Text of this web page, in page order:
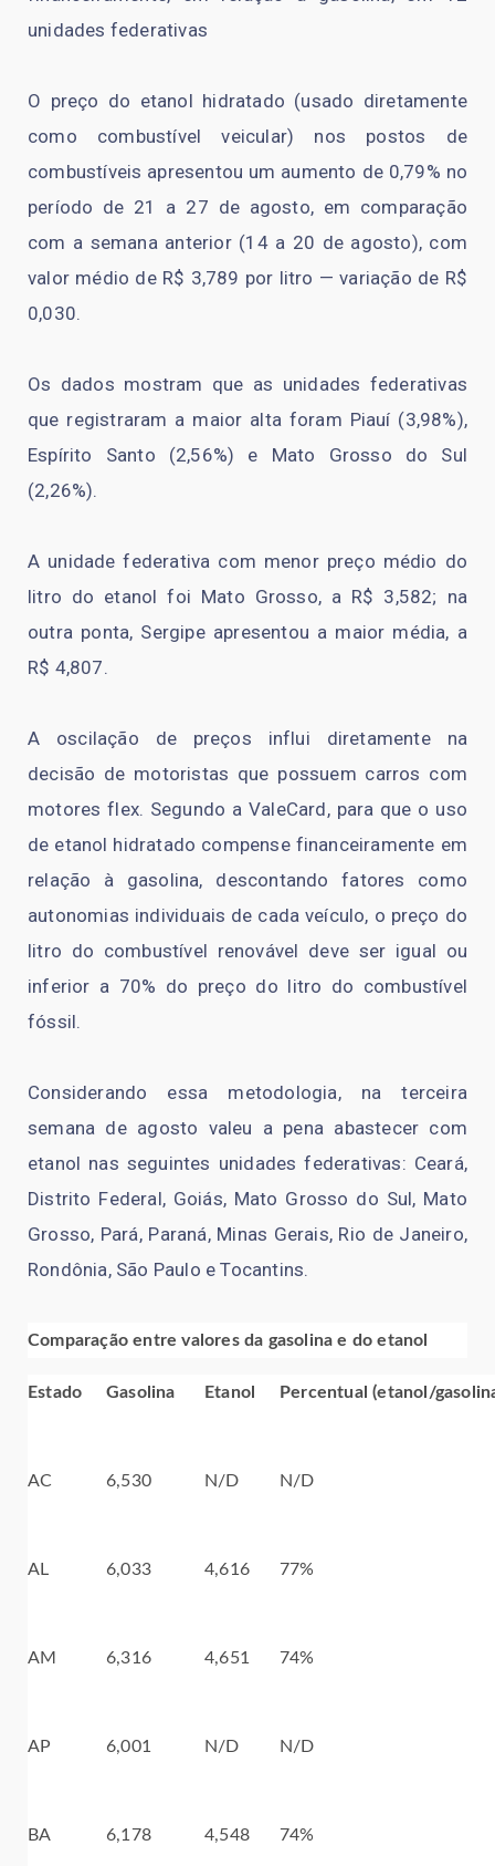
unidades federativas
O preço do etanol hidratado (usado diretamente
como combustível veicular) nos postos de
combustíveis apresentou um aumento de 0,79% no
período de 21 a 27 de agosto, em comparação
com a semana anterior (14 a 20 de agosto), com
valor médio de R$ 3,789 por litro — variação de R$
0,030.
Os dados mostram que as unidades federativas
que registraram a maior alta foram Piauí (3,98%),
Espírito Santo (2,56%) e Mato Grosso do Sul
(2,26%).
A unidade federativa com menor preço médio do
litro do etanol foi Mato Grosso, a R$ 3,582; na
outra ponta, Sergipe apresentou a maior média, a
R$ 4,807.
A oscilação de preços influi diretamente na
decisão de motoristas que possuem carros com
motores flex. Segundo a ValeCard, para que o uso
de etanol hidratado compense financeiramente em
relação à gasolina, descontando fatores como
autonomias individuais de cada veículo, o preço do
litro do combustível renovável deve ser igual ou
inferior a 70% do preço do litro do combustível
fóssil.
Considerando essa metodologia, na terceira
semana de agosto valeu a pena abastecer com
etanol nas seguintes unidades federativas: Ceará,
Distrito Federal, Goiás, Mato Grosso do Sul, Mato
Grosso, Pará, Paraná, Minas Gerais, Rio de Janeiro,
Rondônia, São Paulo e Tocantins.
Comparação entre valores da gasolina e do etanol
Estado Gasolina Etanol Percentual (etanol/
AC 6,530 N/D N/D
AL 6,033 4,616 77%
AM 6,316 4,651 74%
AP 6,001 N/D N/D
BA 6,178 4,548 74%